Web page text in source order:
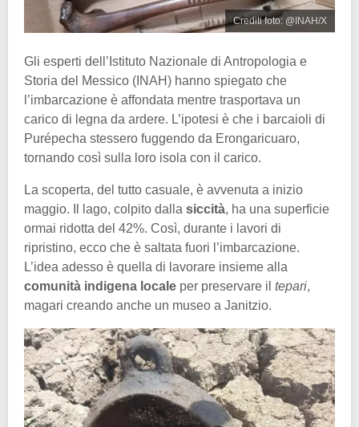
Crediti foto: @INAH/X
Gli esperti dell’Istituto Nazionale di Antropologia e
Storia del Messico (INAH) hanno spiegato che
l’imbarcazione è affondata mentre trasportava un
carico di legna da ardere. L’ipotesi è che i barcaioli di
Purépecha stessero fuggendo da Erongaricuaro,
tornando così sulla loro isola con il carico.
La scoperta, del tutto casuale, è avvenuta a inizio
maggio. Il lago, colpito dalla siccità, ha una superficie
ormai ridotta del 42%. Così, durante i lavori di
ripristino, ecco che è saltata fuori l’imbarcazione.
L’idea adesso è quella di lavorare insieme alla
comunità indigena locale per preservare il tepari,
magari creando anche un museo a Janitzio.